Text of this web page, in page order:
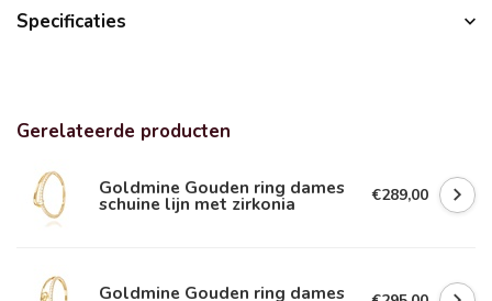
Specificaties
Gerelateerde producten
Goldmine Gouden ring dames
schuine lijn met zirkonia €289,00
Goldmine Gouden ring dames